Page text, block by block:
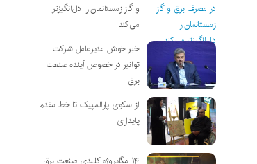
و گاز زمستانمان را دل‌انگیزتر
می‌کند
خبر خوش مدیرعامل شرکت
توانیر در خصوص آینده صنعت
برق
از سکوی پارالمپیک تا خط مقدم
پایداری
۱۴ مگاپروژه‌ کلیدی صنعت برق